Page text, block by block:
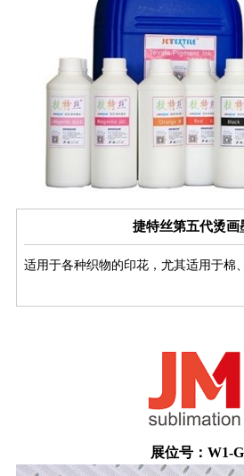
捷特丝第五代烫画
适用于各种织物的印花，尤其适用于棉
展位号：W1-